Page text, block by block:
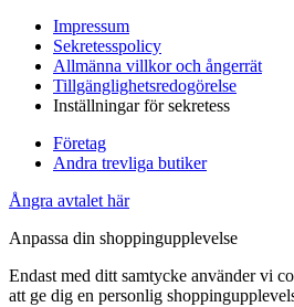
Impressum
Sekretesspolicy
Allmänna villkor och ångerrät
Tillgänglighetsredogörelse
Inställningar för sekretess
Företag
Andra trevliga butiker
Ångra avtalet här
Anpassa din shoppingupplevelse
Endast med ditt samtycke använder vi
att ge dig en personlig